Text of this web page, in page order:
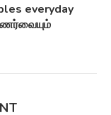
விண்மீன்